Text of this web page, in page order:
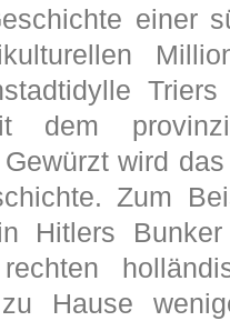
einer
dem
wird
Zum
Hitlers
Hause